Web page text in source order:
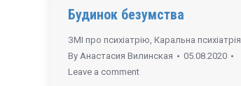
Будинок безумства
ЗМІ про психіатрію, Каральна психіатрія
By Анастасия Вилинская
05.08.2020
Leave a comment